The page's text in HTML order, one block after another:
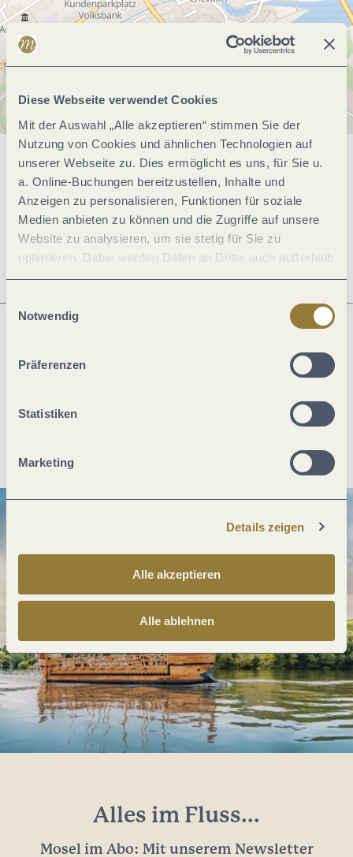
Diese Webseite verwendet Cookies
Mit der Auswahl „Alle akzeptieren“ stimmen Sie der
Nutzung von Cookies und ähnlichen Technologien auf
unserer Webseite zu. Dies ermöglicht es uns, für Sie u.
a. Online-Buchungen bereitzustellen, Inhalte und
Anzeigen zu personalisieren, Funktionen für soziale
Medien anbieten zu können und die Zugriffe auf unsere
Website zu analysieren, um sie stetig für Sie zu
optimieren. Dabei werden Daten an Dritte auch außerhalb
der Europäischen Union weitergegeben und dort
jederzeit widerrufen werden. Mit der Auswahl "Alle
ablehnen" kann es zu Beeinträchtigungen in der Nutzung
Einwilligungsauswahl
Notwendig
Präferenzen
Statistiken
Marketing
Details zeigen
Alle akzeptieren
Alle ablehnen
Allgemeine Informationen
Öffnungszeiten
Alles im Fluss...
Mosel im Abo: Mit unserem Newsletter